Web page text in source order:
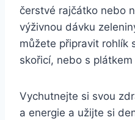
čerstvé rajčátko nebo
výživnou dávku
můžete připravit rohlík
skořicí, nebo s
Vychutnejte si svou
a energie a užijte si